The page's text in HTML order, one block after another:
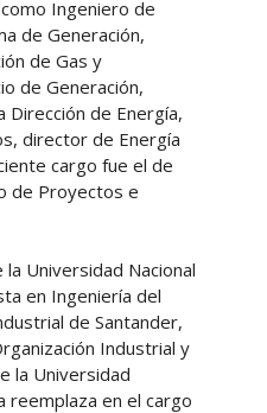
Ingeniero de
de Generación,
de Gas y
de Generación,
de Energía,
director de Energía
cargo fue el de
de Proyectos e
Universidad Nacional
en Ingeniería del
de Santander,
Industrial y
la Universidad
reemplaza en el cargo